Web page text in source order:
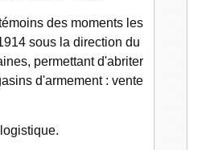
des moments les
sous la direction du
permettant d'abriter
d'armement : vente